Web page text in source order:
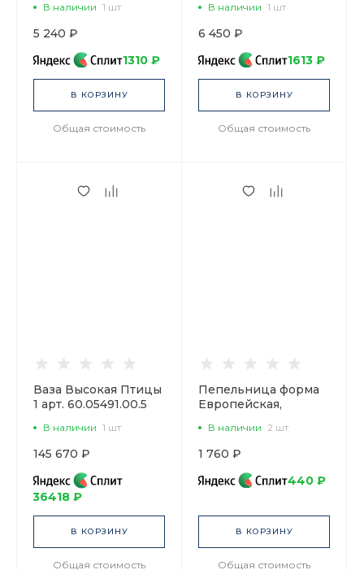
В наличии 1 шт
5 240 ₽
1310 ₽
В КОРЗИНУ
Общая стоимость
арт. 80.04257.00.1
В наличии 1 шт
6 450 ₽
1613 ₽
В КОРЗИНУ
Общая стоимость
Ваза Высокая Птицы
1 арт. 60.05491.00.5
В наличии 1 шт
145 670 ₽
36418 ₽
В КОРЗИНУ
Общая стоимость
Пепельница форма
Европейская,
80.47112.00.1
В наличии 2 шт
1 760 ₽
440 ₽
В КОРЗИНУ
Общая стоимость